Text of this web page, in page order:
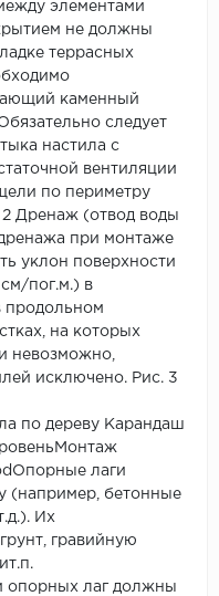
элементами
не должны
террасных
каменный
следует
настила с
вентиляции
по периметру
Дренаж (отвод воды
при монтаже
уклон поверхности
см/пог.м.) в
продольном
на которых
невозможно,
исключено. Рис. 3
по дереву Карандаш
лаги
(например, бетонные
Их
гравийную
опорных лаг должны